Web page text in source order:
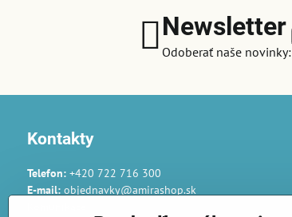
Newsletter
Odoberať naše novinky:
Kontakty
Telefon:+420 722 716 300
E-mail:objednavky@amirashop.sk